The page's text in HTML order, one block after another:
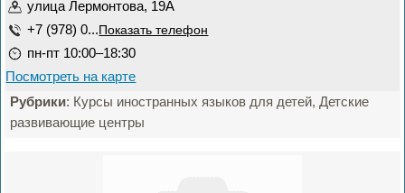
улица Лермонтова, 19А
+7 (978) 0... Показать телефон
пн-пт 10:00–18:30
Посмотреть на карте
Рубрики: Курсы иностранных языков для детей, Детские
развивающие центры